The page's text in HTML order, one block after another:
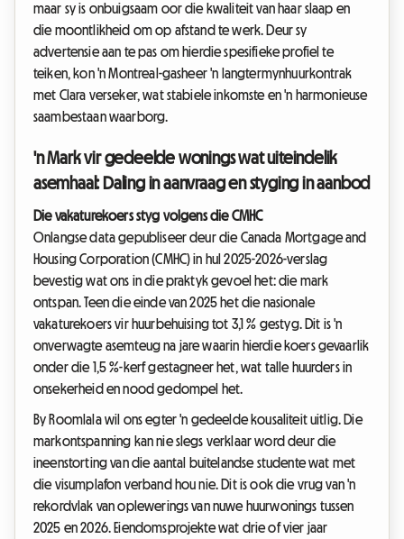
maar sy is onbuigsaam oor die kwaliteit van haar slaap en
die moontlikheid om op afstand te werk. Deur sy
advertensie aan te pas om hierdie spesifieke profiel te
teiken, kon 'n Montreal-gasheer 'n langtermynhuurkontrak
met Clara verseker, wat stabiele inkomste en 'n harmonieuse
saambestaan waarborg.
'n Mark vir gedeelde wonings wat uiteindelik
asemhaal: Daling in aanvraag en styging in aanbod
Die vakaturekoers styg volgens die CMHC
Onlangse data gepubliseer deur die Canada Mortgage and
Housing Corporation (CMHC) in hul 2025-2026-verslag
bevestig wat ons in die praktyk gevoel het: die mark
ontspan. Teen die einde van 2025 het die nasionale
vakaturekoers vir huurbehuising tot 3,1 % gestyg. Dit is 'n
onverwagte asemteug na jare waarin hierdie koers gevaarlik
onder die 1,5 %-kerf gestagneer het, wat talle huurders in
onsekerheid en nood gedompel het.
By Roomlala wil ons egter 'n gedeelde kousaliteit uitlig. Die
markontspanning kan nie slegs verklaar word deur die
ineenstorting van die aantal buitelandse studente wat met
die visumplafon verband hou nie. Dit is ook die vrug van 'n
rekordvlak van oplewerings van nuwe huurwonings tussen
2025 en 2026. Eiendomsprojekte wat drie of vier jaar